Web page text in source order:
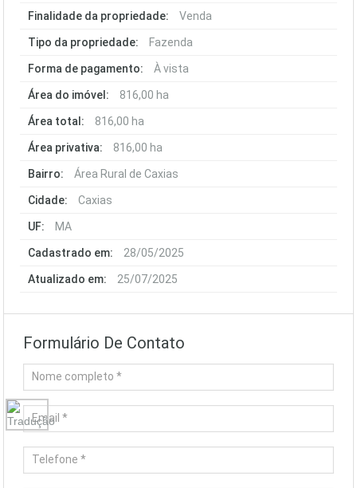
Finalidade da propriedade: Venda
Tipo da propriedade: Fazenda
Forma de pagamento: À vista
Área do imóvel: 816,00 ha
Área total: 816,00 ha
Área privativa: 816,00 ha
Bairro: Área Rural de Caxias
Cidade: Caxias
UF: MA
Cadastrado em: 28/05/2025
Atualizado em: 25/07/2025
Formulário De Contato